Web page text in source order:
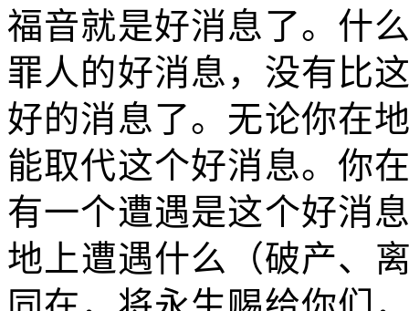
福音就是好消息了。什
罪人的好消息，没有比
好的消息了。无论你在
能取代这个好消息。你
有一个遭遇是这个好消
地上遭遇什么（破产、